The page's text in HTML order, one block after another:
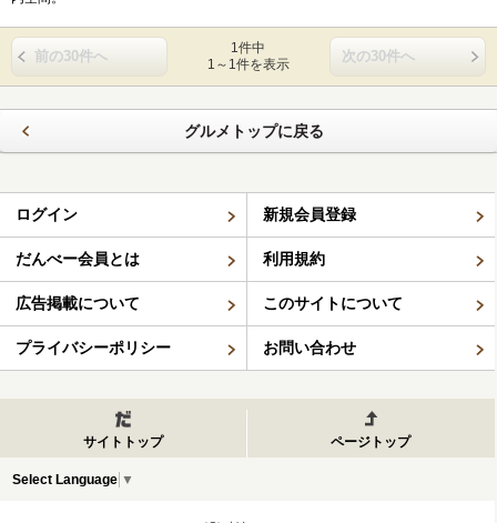
前の30件へ
1件中
1～1件を表示
次の30件へ
グルメトップに戻る
ログイン 新規会員登録
だんべー会員とは 利用規約
広告掲載について このサイトについて
プライバシーポリシー お問い合わせ
サイトトップ ページトップ
Select Language ▼